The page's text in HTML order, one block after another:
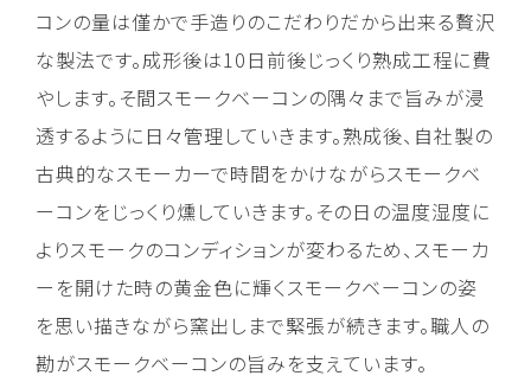
コンの量は僅かで手造りのこだわりだから出来る贅沢
な製法です。成形後は10日前後じっくり熟成工程に費
やします。そ間スモークベーコンの隅々まで旨みが浸
透するように日々管理していきます。熟成後、自社製の
古典的なスモーカーで時間をかけながらスモークベ
ーコンをじっくり燻していきます。その日の温度湿度に
よりスモークのコンディションが変わるため、スモーカ
ーを開けた時の黄金色に輝くスモークベーコンの姿
を思い描きながら窯出しまで緊張が続きます。職人の
勘がスモークベーコンの旨みを支えています。